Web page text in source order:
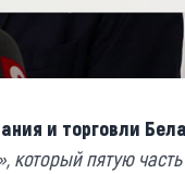
и торговли
который пятую часть